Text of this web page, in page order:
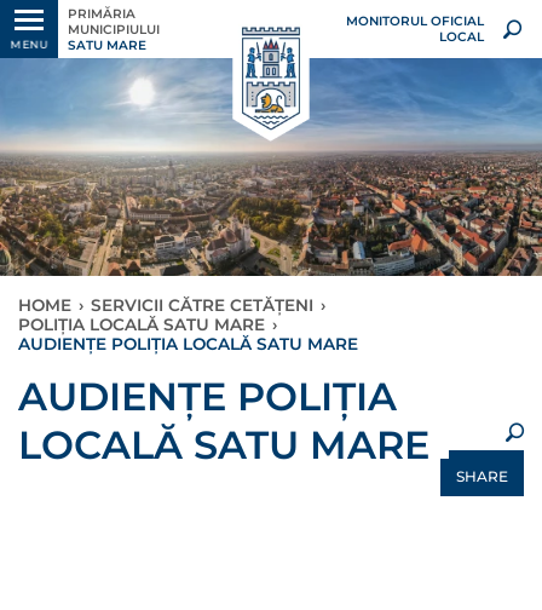
MENU
PRIMĂRIA
MUNICIPIULUI
SATU MARE
MONITORUL OFICIAL
LOCAL
HOME › SERVICII CĂTRE CETĂȚENI ›
POLIȚIA LOCALĂ SATU MARE ›
AUDIENȚE POLIȚIA LOCALĂ SATU MARE
AUDIENȚE POLIȚIA
LOCALĂ SATU MARE
SHARE